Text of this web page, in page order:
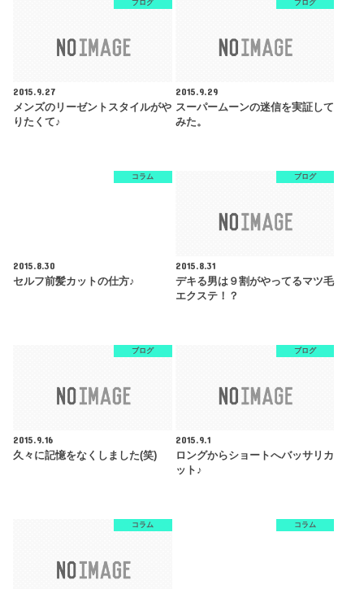
ブログ
2015.9.27
メンズのリーゼントスタイルがや
りたくて♪
ブログ
2015.9.29
スーパームーンの迷信を実証して
みた。
コラム
2015.8.30
セルフ前髪カットの仕方♪
ブログ
2015.8.31
デキる男は９割がやってるマツ毛
エクステ！？
ブログ
2015.9.16
久々に記憶をなくしました(笑)
ブログ
2015.9.1
ロングからショートへバッサリカ
ット♪
コラム コラム